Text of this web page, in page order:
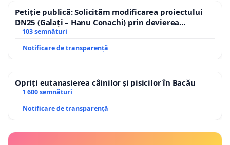
Petiție publică: Solicităm modificarea proiectului
DN25 (Galați – Hanu Conachi) prin devierea
traseului în afara localităților!
103 semnături
Notificare de transparență
Opriți eutanasierea câinilor și pisicilor în Bacău
1 600 semnături
Notificare de transparență